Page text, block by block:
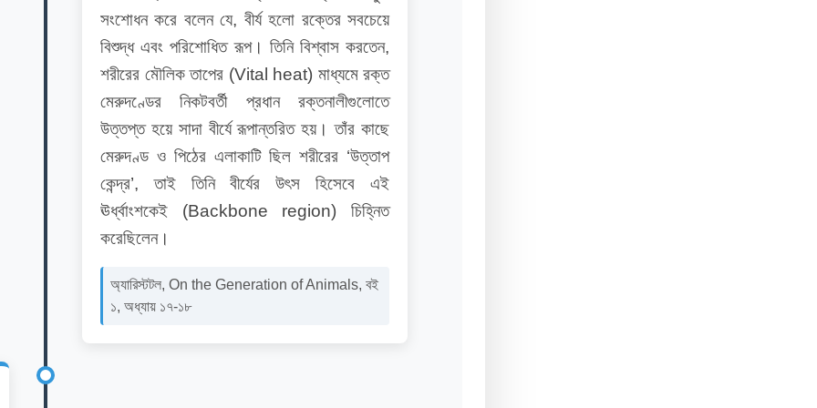
সংশোধন করে বলেন যে, বীর্য হলো রক্তের সবচেয়ে
বিশুদ্ধ এবং পরিশোধিত রূপ। তিনি বিশ্বাস করতেন,
শরীরের মৌলিক তাপের (Vital heat) মাধ্যমে রক্ত
মেরুদণ্ডের নিকটবর্তী প্রধান রক্তনালীগুলোতে
উত্তপ্ত হয়ে সাদা বীর্যে রূপান্তরিত হয়। তাঁর কাছে
মেরুদণ্ড ও পিঠের এলাকাটি ছিল শরীরের ‘উত্তাপ
কেন্দ্র’, তাই তিনি বীর্যের উৎস হিসেবে এই
ঊর্ধ্বাংশকেই (Backbone region) চিহ্নিত
করেছিলেন।
অ্যারিস্টটল, On the Generation of Animals, বই
১, অধ্যায় ১৭-১৮